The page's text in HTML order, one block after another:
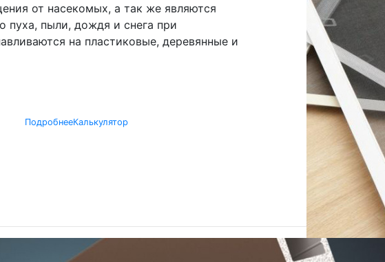
от насекомых, а так же являются
пуха, пыли, дождя и снега при
на пластиковые, деревянные и
ПодробнееКалькулятор